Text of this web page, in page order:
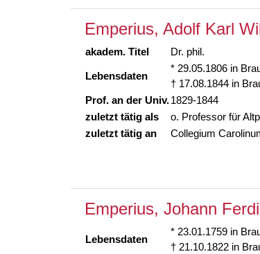
Emperius, Adolf Karl
akadem. Titel Dr. phil.
Lebensdaten
* 29.05.1806 in
† 17.08.1844 in
Prof. an der Univ.1829-1844
zuletzt tätig als
o. Professor für
zuletzt tätig an
Collegium
Emperius, Johann
Lebensdaten
* 23.01.1759 in
† 21.10.1822 in